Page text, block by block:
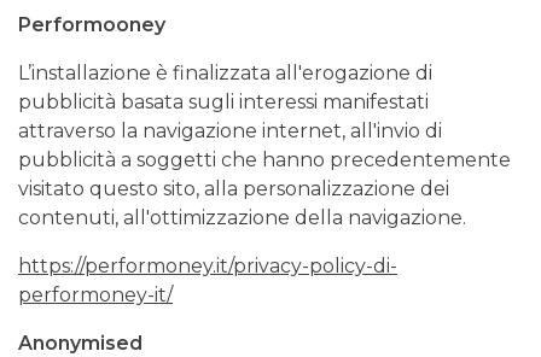
Performooney
L’installazione è finalizzata all'erogazione di
pubblicità basata sugli interessi manifestati
attraverso la navigazione internet, all'invio di
pubblicità a soggetti che hanno precedentemente
visitato questo sito, alla personalizzazione dei
contenuti, all'ottimizzazione della navigazione.
https://performoney.it/privacy-policy-di-
performoney-it/
Anonymised